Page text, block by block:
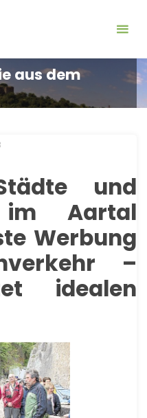
aus dem
und
im Aartal
Werbung
–
idealen